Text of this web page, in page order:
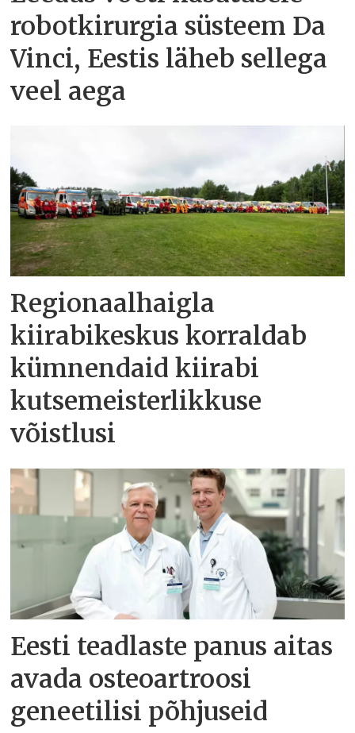
robotkirurgia süsteem Da
Vinci, Eestis läheb sellega
veel aega
Regionaalhaigla
kiirabikeskus korraldab
kümnendaid kiirabi
kutsemeisterlikkuse
võistlusi
Eesti teadlaste panus aitas
avada osteoartroosi
geneetilisi põhjuseid